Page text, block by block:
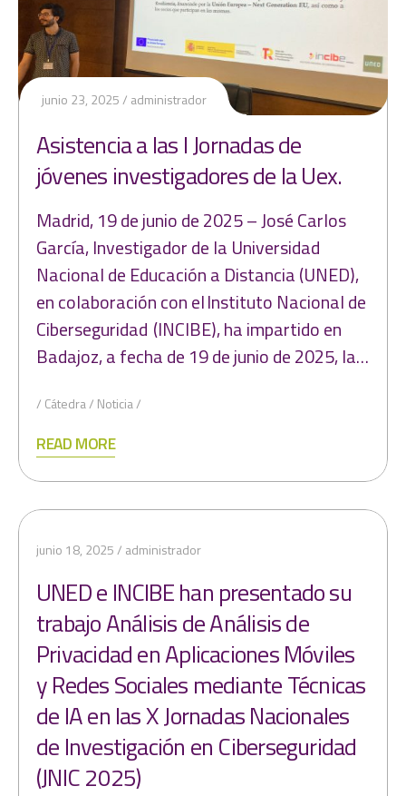
junio 23, 2025 administrador
Asistencia a las I Jornadas de
jóvenes investigadores de la Uex.
Madrid, 19 de junio de 2025 – José Carlos
García, Investigador de la Universidad
Nacional de Educación a Distancia (UNED),
en colaboración con el Instituto Nacional de
Ciberseguridad (INCIBE), ha impartido en
Badajoz, a fecha de 19 de junio de 2025, la…
Cátedra Noticia
READ MORE
junio 18, 2025 administrador
UNED e INCIBE han presentado su
trabajo Análisis de Análisis de
Privacidad en Aplicaciones Móviles
y Redes Sociales mediante Técnicas
de IA en las X Jornadas Nacionales
de Investigación en Ciberseguridad
(JNIC 2025)